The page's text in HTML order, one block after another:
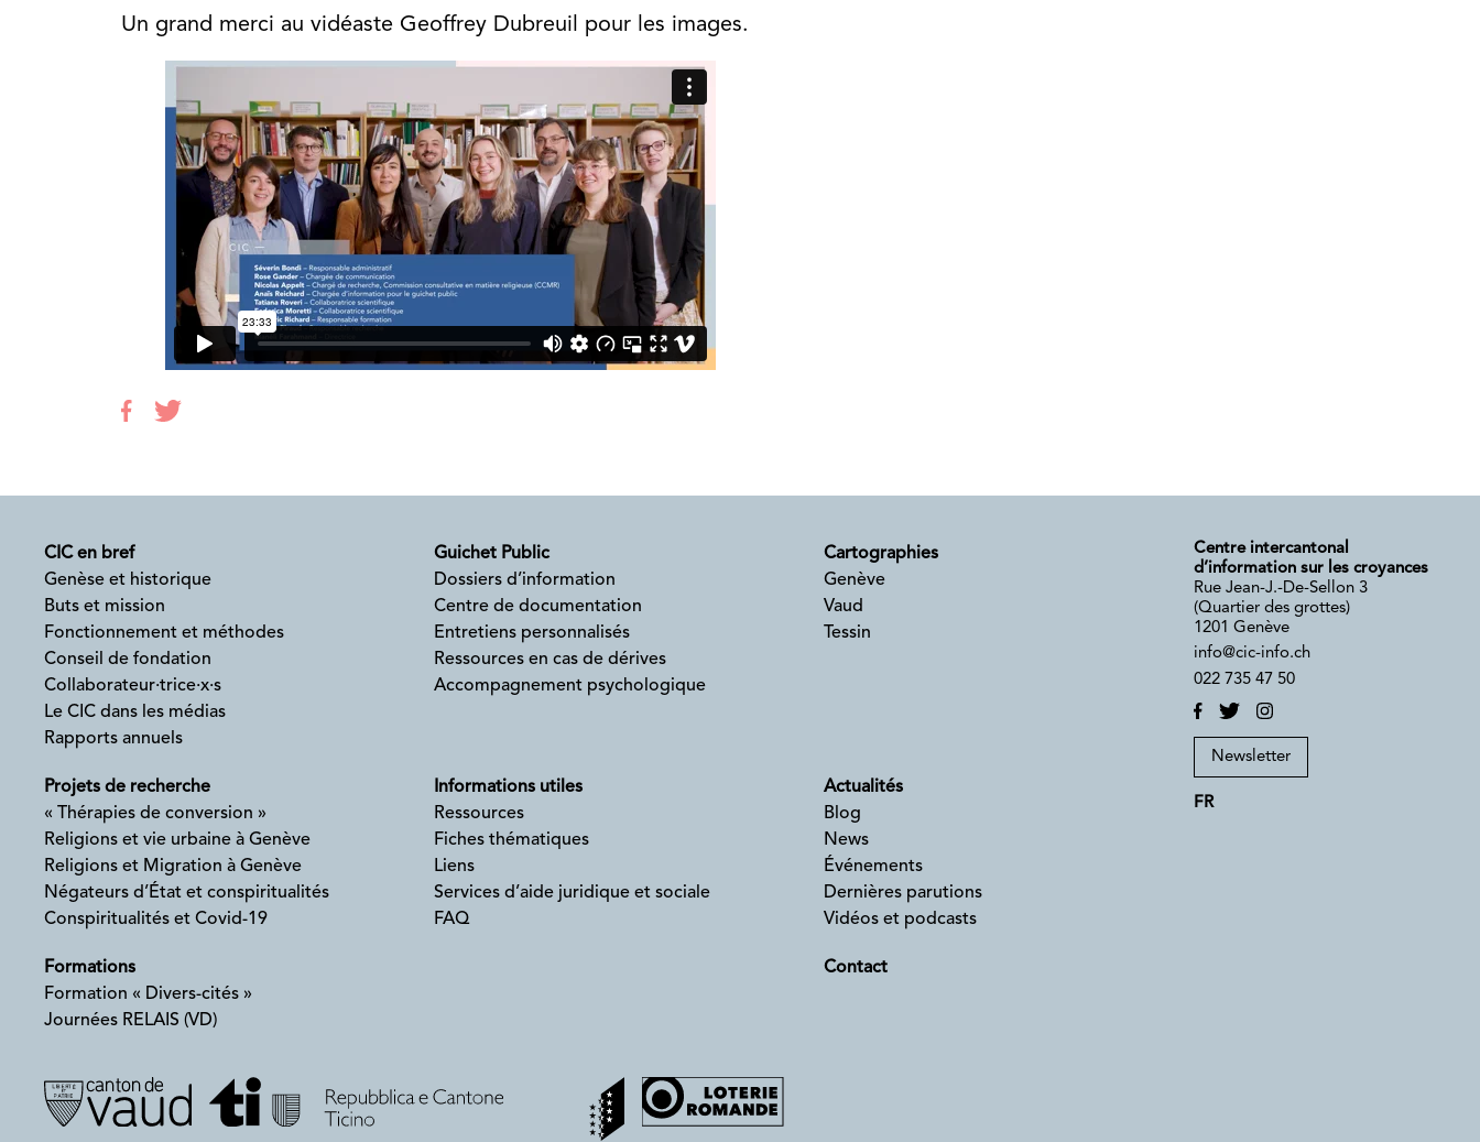
Un grand merci au vidéaste Geoffrey Dubreuil pour les images.
CIC en bref
Genèse et historique
Buts et mission
Fonctionnement et méthodes
Conseil de fondation
Collaborateur·trice·x·s
Le CIC dans les médias
Rapports annuels
Guichet Public
Dossiers d’information
Centre de documentation
Entretiens personnalisés
Ressources en cas de dérives
Accompagnement psychologique
Cartographies
Genève
Vaud
Tessin
Projets de recherche
« Thérapies de conversion »
Religions et vie urbaine à Genève
Religions et Migration à Genève
Négateurs d’État et conspiritualités
Conspiritualités et Covid-19
Informations utiles
Ressources
Fiches thématiques
Liens
Services d’aide juridique et sociale
FAQ
Actualités
Blog
News
Événements
Dernières parutions
Vidéos et podcasts
Formations
Formation « Divers-cités »
Journées RELAIS (VD)
Contact
Centre intercantonal
d’information sur les croyances
Rue Jean-J.-De-Sellon 3
(Quartier des grottes)
1201 Genève
info@cic-info.ch
022 735 47 50
Newsletter
FR